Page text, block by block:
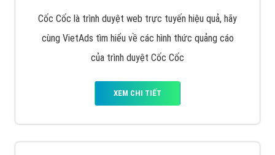
Cốc Cốc là trình duyệt web trực tuyến hiệu quả, hãy
cùng VietAds tìm hiểu về các hình thức quảng cáo
của trình duyệt Cốc Cốc
XEM CHI TIẾT